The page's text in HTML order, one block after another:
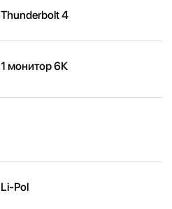
Thunderbolt 4
1 монитор 6К
Li-Pol